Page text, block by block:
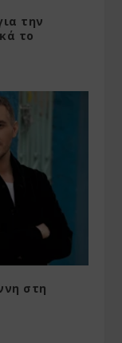
την
το
στη